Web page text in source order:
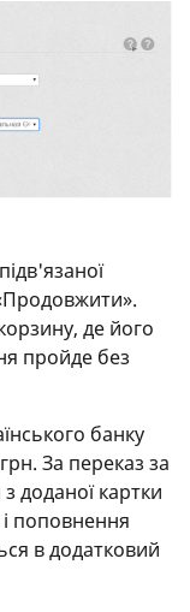
де його
пройде без
банку
За переказ за
доданої картки
поповнення
в додатковий